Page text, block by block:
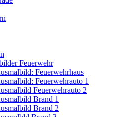
Feuerwehr
Feuerwehrhaus
Feuerwehrauto 1
Feuerwehrauto 2
Brand 1
Brand 2